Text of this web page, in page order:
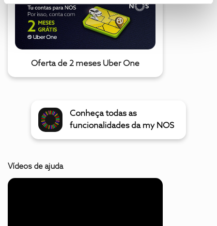
Oferta de 2 meses Uber One
Conheça todas as
funcionalidades da my NOS
Vídeos de ajuda